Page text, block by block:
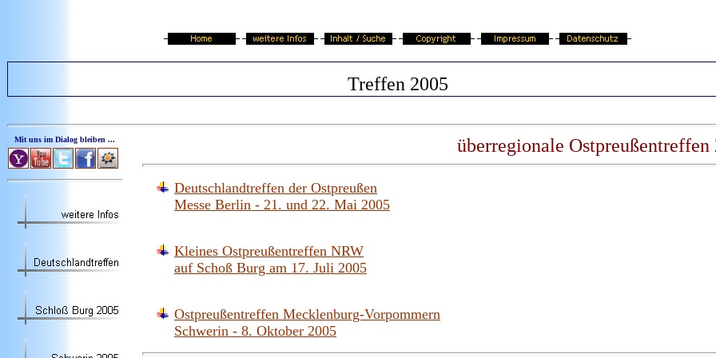
Treffen 2005
Mit uns im Dialog bleiben ... überregionale Ostpreußentreffen
Deutschlandtreffen der Ostpreußen
Messe Berlin - 21. und 22. Mai 2005
Kleines Ostpreußentreffen NRW
auf Schoß Burg am 17. Juli 2005
Ostpreußentreffen Mecklenburg-Vorpommern
Schwerin - 8. Oktober 2005